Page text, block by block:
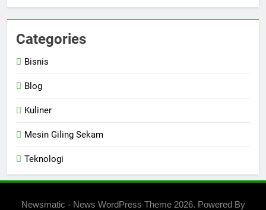
Categories
Bisnis
Blog
Kuliner
Mesin Giling Sekam
Teknologi
Newsmatic - News WordPress Theme 2026. Powered By